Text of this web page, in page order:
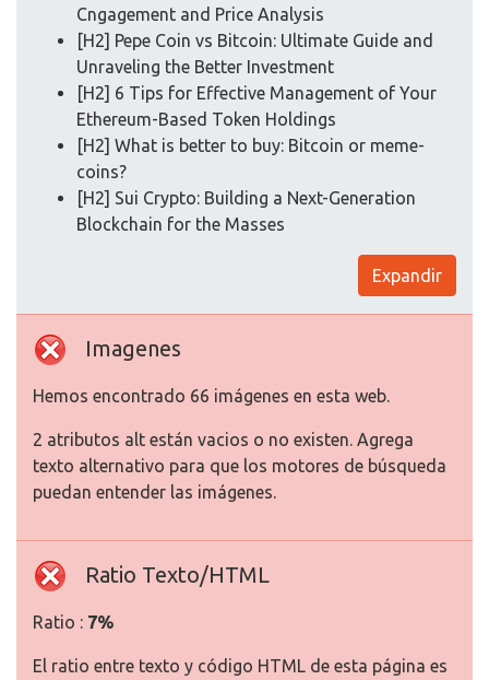
Cngagement and Price Analysis
[H2] Pepe Coin vs Bitcoin: Ultimate Guide and
Unraveling the Better Investment
[H2] 6 Tips for Effective Management of Your
Ethereum-Based Token Holdings
[H2] What is better to buy: Bitcoin or meme-
coins?
[H2] Sui Crypto: Building a Next-Generation
Blockchain for the Masses
Expandir
Imagenes
Hemos encontrado 66 imágenes en esta web.
2 atributos alt están vacios o no existen. Agrega
texto alternativo para que los motores de búsqueda
puedan entender las imágenes.
Ratio Texto/HTML
Ratio : 7%
El ratio entre texto y código HTML de esta página es